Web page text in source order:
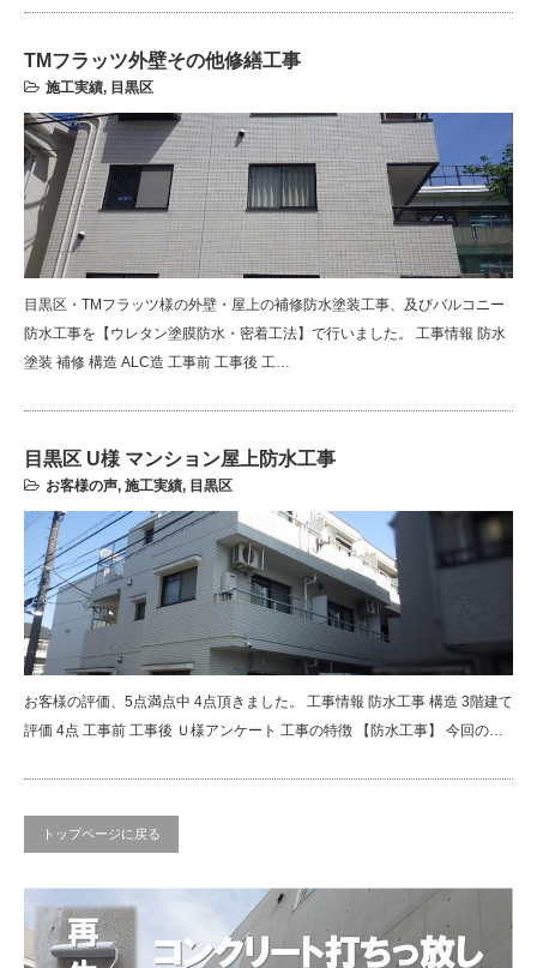
TMフラッツ外壁その他修繕工事
施工実績, 目黒区
目黒区・TMフラッツ様の外壁・屋上の補修防水塗装工事、及びバルコニー
防水工事を【ウレタン塗膜防水・密着工法】で行いました。 工事情報 防水
塗装 補修 構造 ALC造 工事前 工事後 工…
目黒区 U様 マンション屋上防水工事
お客様の声, 施工実績, 目黒区
お客様の評価、5点満点中 4点頂きました。 工事情報 防水工事 構造 3階建て
評価 4点 工事前 工事後 Ｕ様アンケート 工事の特徴 【防水工事】 今回の…
トップページに戻る